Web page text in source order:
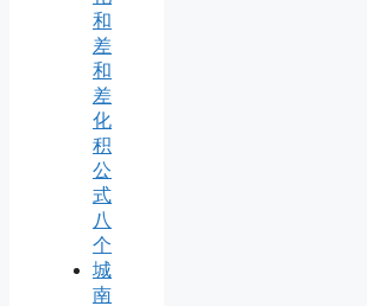
和
差
和
差
化
积
公
式
八
个
城
南